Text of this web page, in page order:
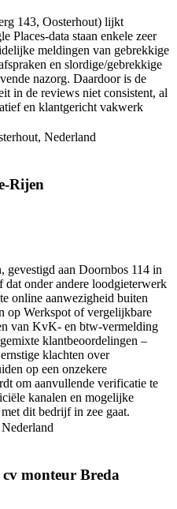
143, Oosterhout) lijkt
Places-data staan enkele zeer
meldingen van gebrekkige
en slordige/gebrekkige
nazorg. Daardoor is de
in de reviews niet consistent, al
en klantgericht vakwerk
Nederland
Rijen
aan Doornbos 114 in
onder andere loodgieterwerk
online aanwezigheid buiten
op Werkspot of vergelijkbare
van KvK‑ en btw‑vermelding
klantbeoordelingen –
klachten over
op een onzekere
om aanvullende verificatie te
kanalen en mogelijke
dit bedrijf in zee gaat.
monteur Breda